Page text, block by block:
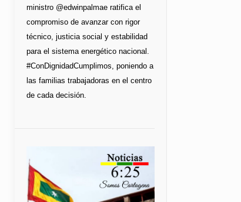
ministro @edwinpalmae ratifica el
compromiso de avanzar con rigor
técnico, justicia social y estabilidad
para el sistema energético nacional.
#ConDignidadCumplimos, poniendo a
las familias trabajadoras en el centro
de cada decisión.